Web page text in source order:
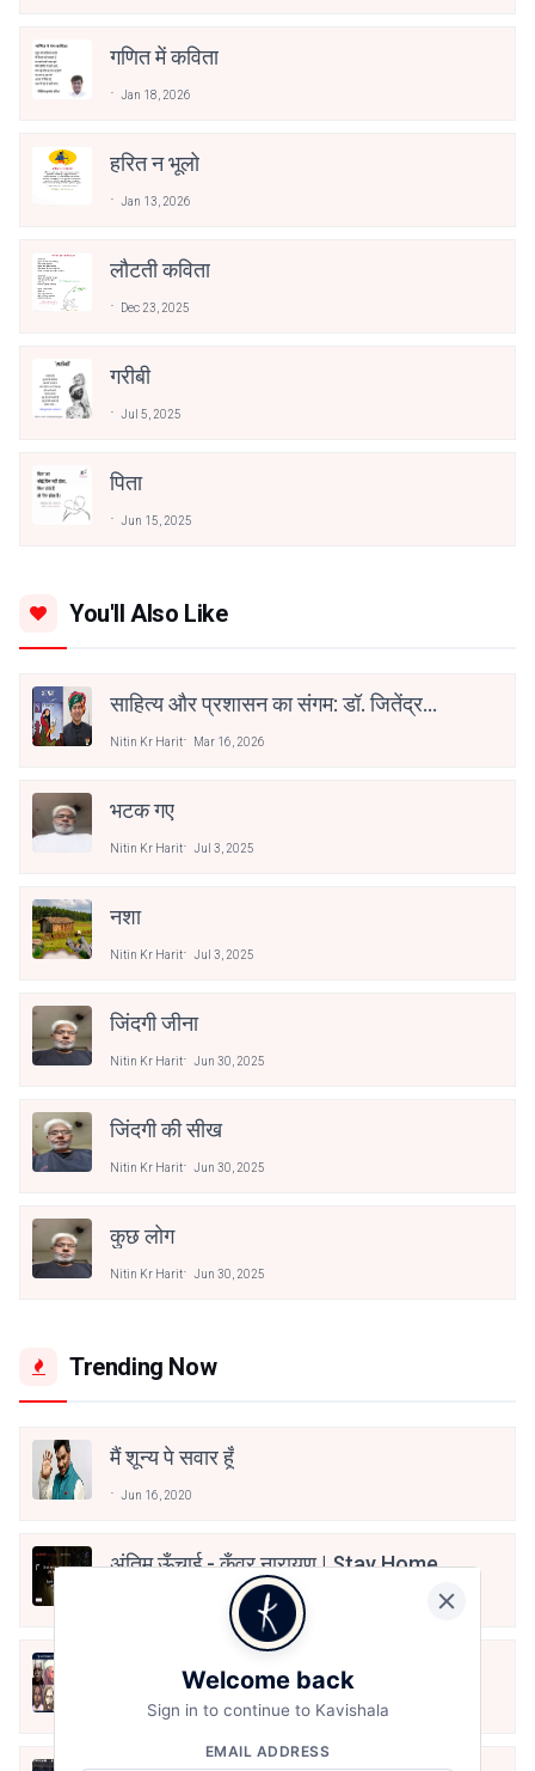
गणित में कविता
Jan 18, 2026
हरित न भूलो
Jan 13, 2026
लौटती कविता
Dec 23, 2025
गरीबी
Jul 5, 2025
पिता
Jun 15, 2025
You'll Also Like
साहित्य और प्रशासन का संगम: डॉ. जितेंद्र
अकादेमी पुरस्कार
Nitin Kr Harit Mar 16, 2026
भटक गए
Nitin Kr Harit Jul 3, 2025
नशा
Nitin Kr Harit Jul 3, 2025
जिंदगी जीना
Nitin Kr Harit Jun 30, 2025
जिंदगी की सीख
Nitin Kr Harit Jun 30, 2025
कुछ लोग
Nitin Kr Harit Jun 30, 2025
Trending Now
मैं शून्य पे सवार हूँ
Jun 16, 2020
अंतिम ऊँचाई - कुँवर नारायण | Stay Home
Stay Safe | TVF's Aspirants
10 Greatest Hindi Poets Of India
Jun 16, 2020
Welcome back
Sign in to continue to Kavishala
EMAIL ADDRESS